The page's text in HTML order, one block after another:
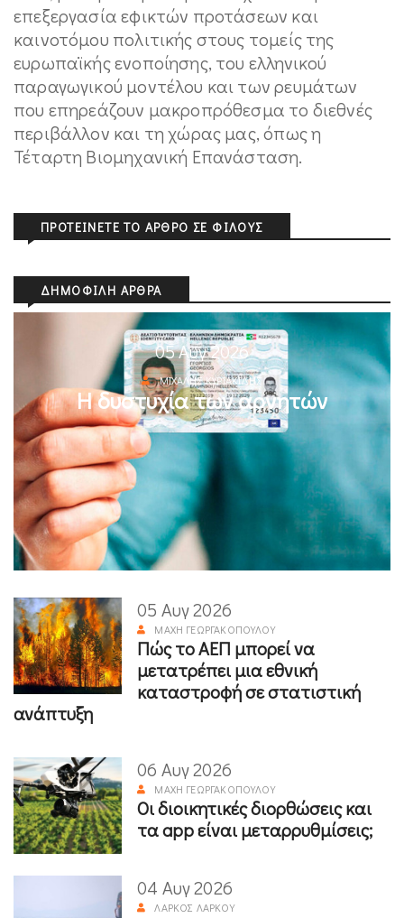
επεξεργασία εφικτών προτάσεων και
καινοτόμου πολιτικής στους τομείς της
ευρωπαϊκής ενοποίησης, του ελληνικού
παραγωγικού μοντέλου και των ρευμάτων
που επηρεάζουν μακροπρόθεσμα το διεθνές
περιβάλλον και τη χώρας μας, όπως η
Τέταρτη Βιομηχανική Επανάσταση.
ΠΡΟΤΕΊΝΕΤΕ ΤΟ ΆΡΘΡΟ ΣΕ ΦΊΛΟΥΣ
ΔΗΜΟΦΙΛΉ ΆΡΘΡΑ
05 Αυγ 2026
ΜΙΧΆΛΗΣ ΚΥΡΙΑΚΊΔΗΣ
Η δυστυχία των αρνητών
05 Αυγ 2026
ΜΆΧΗ ΓΕΩΡΓΑΚΟΠΟΎΛΟΥ
Πώς το ΑΕΠ μπορεί να
μετατρέπει μια εθνική
καταστροφή σε στατιστική
ανάπτυξη
06 Αυγ 2026
ΜΆΧΗ ΓΕΩΡΓΑΚΟΠΟΎΛΟΥ
Οι διοικητικές διορθώσεις και
τα app είναι μεταρρυθμίσεις;
04 Αυγ 2026
ΛΆΡΚΟΣ ΛΆΡΚΟΥ